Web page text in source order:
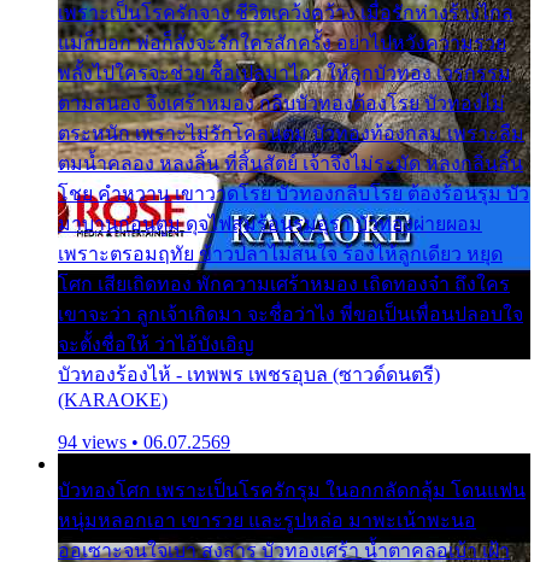
เพราะเป็นโรครักจาง ชีวิตเคว้งคว้าง เมื่อรักห่างร้างไกล
แม่ก็บอก พ่อก็สั่งจะรักใครสักครั้ง อย่าไปหวังความรวย
พลั้งไปใครจะช่วย ซื้อเปลมาไกว ให้ลูกบัวทอง เวรกรรม
ตามสนอง จึงเศร้าหมอง กลีบบัวทองต้องโรย บัวทองไม่
ตระหนัก เพราะไม่รักโคลนตม บัวทองท้องกลม เพราะลืม
ตมน้ำคลอง หลงลิ้น ที่สิ้นสัตย์ เจ้าจึงไม่ระมัด หลงกลิ่นลิ้น
โชย คำหวาน เขาวาดโรย บัวทองกลีบโรย ต้องร้อนรุม บัว
มาบานก่อนตูม ดุจไฟสุมร้อนรุมอุรา บัวทองผ่ายผอม
เพราะตรอมฤทัย ข้าวปลาไม่สนใจ ร้องไห้ลูกเดียว หยุด
โศก เสียเถิดทอง พักความเศร้าหมอง เถิดทองจ๋า ถึงใคร
เขาจะว่า ลูกเจ้าเกิดมา จะชื่อว่าไง พี่ขอเป็นเพื่อนปลอบใจ
จะตั้งชื่อให้ ว่าไอ้บังเอิญ
บัวทองร้องไห้ - เทพพร เพชรอุบล (ซาวด์ดนตรี)
(KARAOKE)
94 views • 06.07.2569
บัวทองโศก เพราะเป็นโรครักรุม ในอกกลัดกลุ้ม โดนแฟน
หนุ่มหลอกเอา เขารวย และรูปหล่อ มาพะเน้าพะนอ
ออเซาะจนใจเบา สงสาร บัวทองเศร้า น้ำตาคลอเบ้า เฝ้า